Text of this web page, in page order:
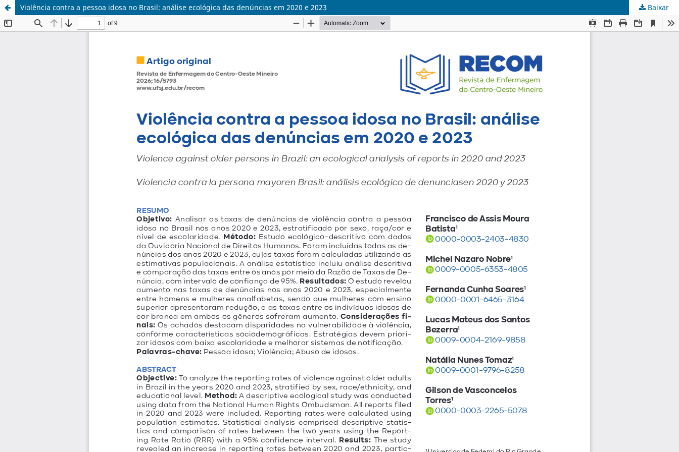
Violência contra a pessoa idosa no Brasil: análise ecológica das denúncias em 2020 e 2023 Baixar